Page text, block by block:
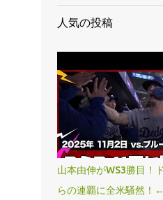
人気の投稿
山本由伸がWS3勝目！
らの連覇に全米騒然！